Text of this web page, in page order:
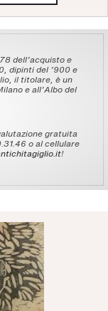
dell'acquisto e
dipinti del '900 e
il titolare, è un
e all'Albo del
gratuita
o al cellulare
!